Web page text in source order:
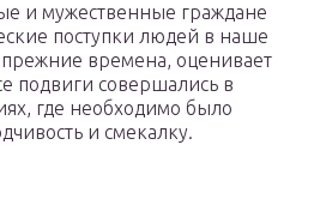
и мужественные граждане
поступки людей в наше
времена, оценивает
подвиги совершались в
где необходимо было
и смекалку.